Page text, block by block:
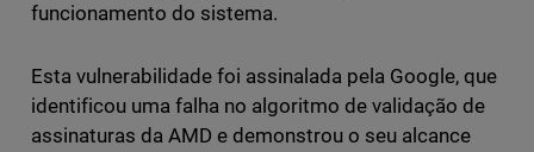
funcionamento do sistema.
Esta vulnerabilidade foi assinalada pela Google, que
identificou uma falha no algoritmo de validação de
assinaturas da AMD e demonstrou o seu alcance